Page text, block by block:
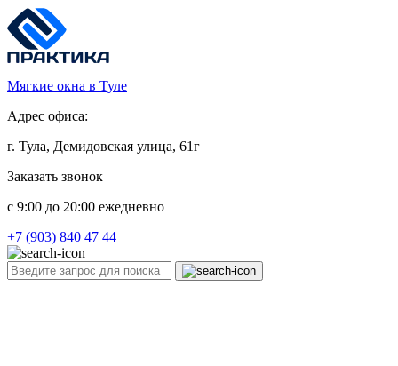
Мягкие окна в Туле
Адрес офиса:
г. Тула, Демидовская улица, 61г
Заказать звонок
c 9:00 до 20:00 ежедневно
+7 (903) 840 47 44